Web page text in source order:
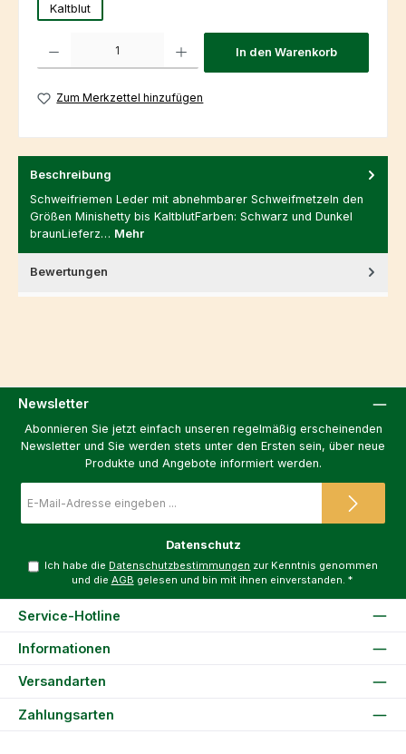
Kaltblut
In den Warenkorb
Zum Merkzettel hinzufügen
Beschreibung
Schweifriemen Leder mit abnehmbarer SchweifmetzeIn den
Größen Minishetty bis KaltblutFarben: Schwarz und Dunkel
braunLieferz… Mehr
Bewertungen
Newsletter
Abonnieren Sie jetzt einfach unseren regelmäßig erscheinenden
Newsletter und Sie werden stets unter den Ersten sein, über neue
Produkte und Angebote informiert werden.
Mail-
Adresse
Datenschutz
Ich habe die Datenschutzbestimmungen zur Kenntnis genommen
und die AGB gelesen und bin mit ihnen einverstanden. *
Service-Hotline
Informationen
Versandarten
Zahlungsarten